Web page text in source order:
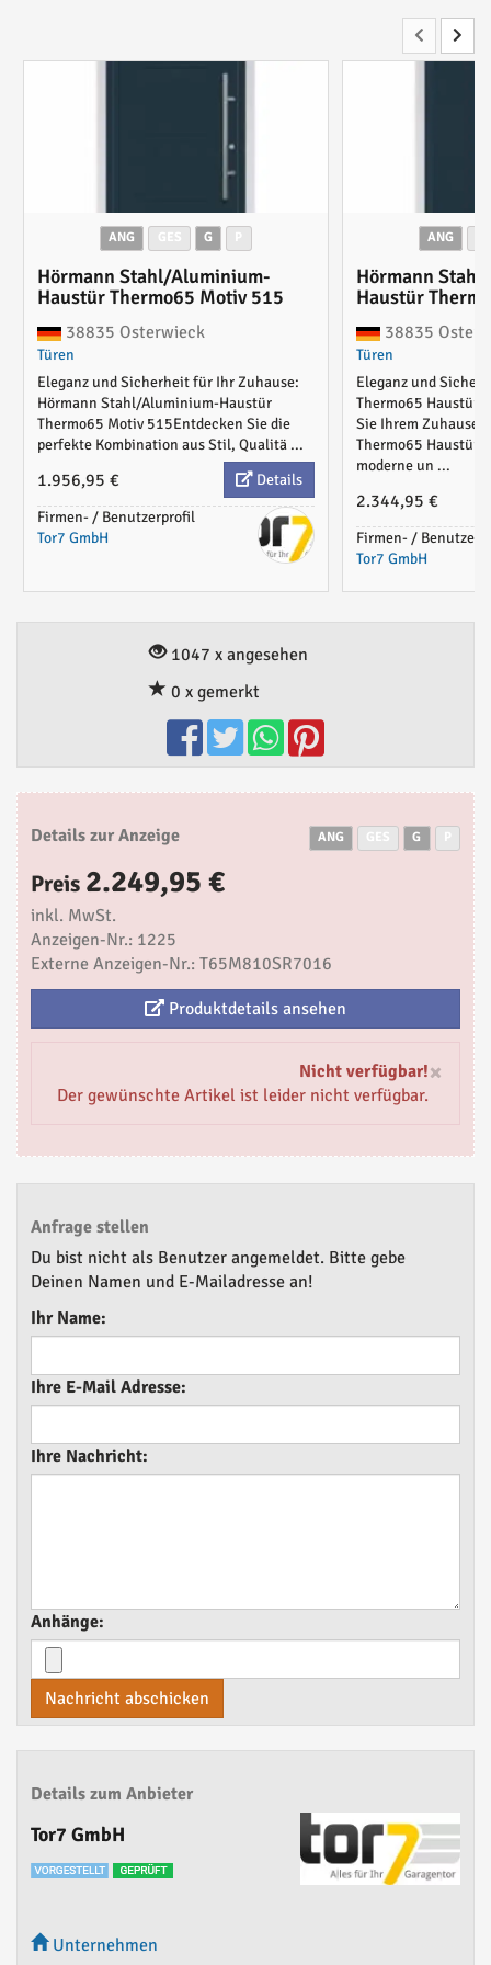
ANG G
Hörmann Stahl/Aluminium-
Haustür Thermo65 Motiv 515
38835 Osterwieck
Türen
Eleganz und Sicherheit für Ihr Zuhause:
Hörmann Stahl/Aluminium-Haustür
Thermo65 Motiv 515Entdecken Sie die
perfekte Kombination aus Stil, Qualitä ...
1.956,95 €
Details
Firmen- / Benutzerprofil
Tor7 GmbH
ANG
Hörmann
Haustür
38835
Türen
Eleganz und
Thermo65 Haustür
Sie Ihrem Zuhause
Thermo65 Haustür
moderne un ...
2.344,95 €
Firmen- /
Tor7 GmbH
1047 x angesehen
0 x gemerkt
Details zur Anzeige ANG G
Preis 2.249,95 €
inkl. MwSt.
Anzeigen-Nr.: 1225
Externe Anzeigen-Nr.: T65M810SR7016
Produktdetails ansehen
×
Nicht verfügbar!
Der gewünschte Artikel ist leider nicht verfügbar.
Anfrage stellen
Du bist nicht als Benutzer angemeldet. Bitte gebe
Deinen Namen und E-Mailadresse an!
Ihr Name:
Ihre E-Mail Adresse:
Ihre Nachricht:
Anhänge:
Nachricht abschicken
Details zum Anbieter
Tor7 GmbH
Unternehmen